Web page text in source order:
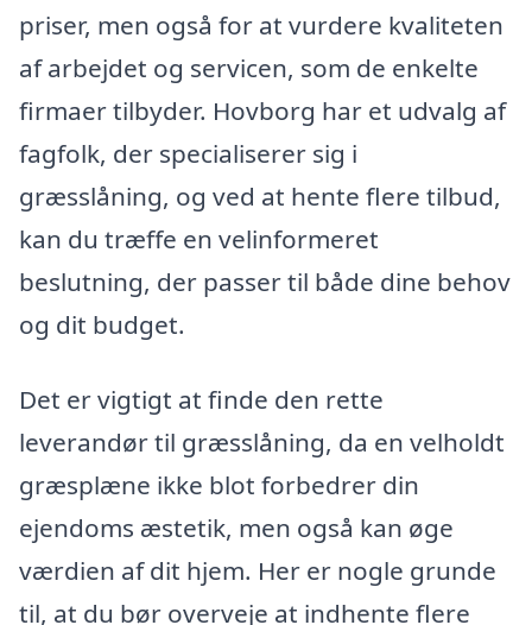
priser, men også for at vurdere kvaliteten
af arbejdet og servicen, som de enkelte
firmaer tilbyder. Hovborg har et udvalg af
fagfolk, der specialiserer sig i
græsslåning, og ved at hente flere tilbud,
kan du træffe en velinformeret
beslutning, der passer til både dine behov
og dit budget.
Det er vigtigt at finde den rette
leverandør til græsslåning, da en velholdt
græsplæne ikke blot forbedrer din
ejendoms æstetik, men også kan øge
værdien af dit hjem. Her er nogle grunde
til, at du bør overveje at indhente flere